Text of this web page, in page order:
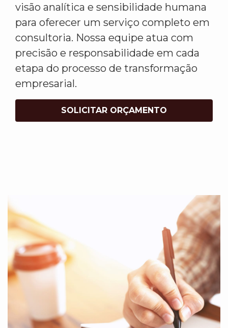
visão analítica e sensibilidade humana
para oferecer um serviço completo em
consultoria. Nossa equipe atua com
precisão e responsabilidade em cada
etapa do processo de transformação
empresarial.
SOLICITAR ORÇAMENTO